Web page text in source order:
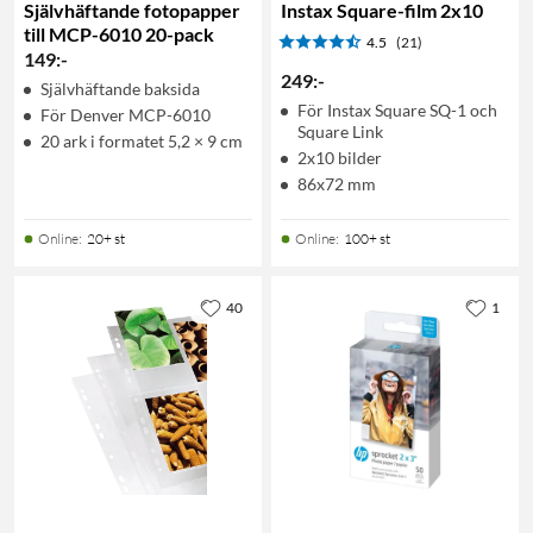
Självhäftande fotopapper
till MCP-6010 20-pack
149:-
Självhäftande baksida
För Denver MCP-6010
20 ark i formatet 5,2 × 9 cm
Online: 20+ st
Instax Square-film 2x10
4.5 (21)
249:-
För Instax Square SQ-1 och
Square Link
2x10 bilder
86x72 mm
Online: 100+ st
40 1